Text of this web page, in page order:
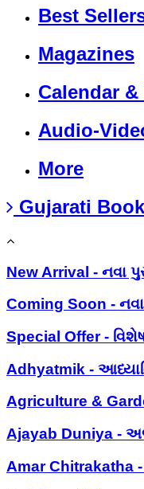
Best
Magazines
Calendar
Audio-
More
Gujarati
New Arrival - નવા
Coming Soon -
Special Offer -
Adhyatmik -
Agriculture &
Ajayab Duniya -
Amar Chitrakatha